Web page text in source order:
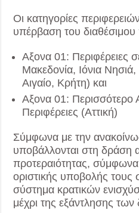
Οι κατηγορίες
υπέρβαση του διαθέσιμου
Αξονα 01: Περιφέρειες
Μακεδονία, Ιόνια
Αιγαίο, Κρήτη) και
Αξονα 01: Περισσότερο
Περιφέρειες (Αττική)
Σύμφωνα με την
υποβάλλονται στη δράση
προτεραιότητας,
οριστικής υποβολής
σύστημα κρατικών
μέχρι της εξάντλησης